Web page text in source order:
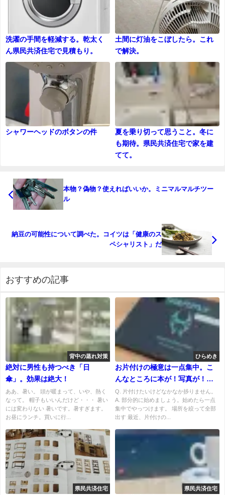
洗濯の手間を軽減する。乾太く
ん県民共済住宅で見積もり。
土間に灯油をこぼしたら。これ
で解決。
シャワーヘッドのボタンの件
夏を乗り切って思うこと。冬に
も期待。県民共済住宅で家を建
てて。
本物？偽物？使えればいいか。ミニマルマルチツー
ル
納豆の可能性について調べた。コイツは「健康のス
ペシャリスト」だ
おすすめの記事
背中の蒸れ対策
絶対に男性も持つべき「日
傘」。効果は絶大！
ああ、暑い。 頭が暖まって、いや、熱く
なって。 帽子もいいんだけど・・・ 暑い
には変わりない 暑いです。暑すぎます。
お昼にランチ。買いに行...
ひらめき
お片付けの極意は一点集中。こ
んなところに本が！写真が！と
か禁止。
Q. 片付けたいけどなかなか捗りません。
A. 部分的に始めましょう。始めたら一点
集中でやっつけます。 場所を絞って全部
出す 最近、片付けの...
県民共済住宅 県民共済住宅